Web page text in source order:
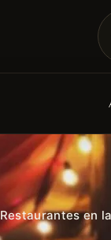
Restaurantes en